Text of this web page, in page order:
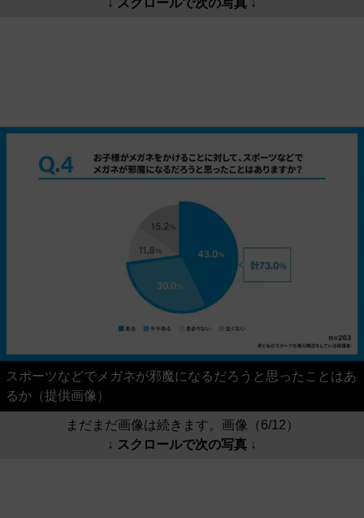
スポーツなどでメガネが邪魔になるだろうと思ったことはあ
るか（提供画像）
まだまだ画像は続きます。画像（6/12）
↓ スクロールで次の写真 ↓